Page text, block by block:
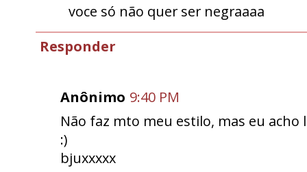
voce só não quer ser negraaaa
Responder
Anônimo 9:40 PM
Não faz mto meu estilo, mas eu acho
:)
bjuxxxxx